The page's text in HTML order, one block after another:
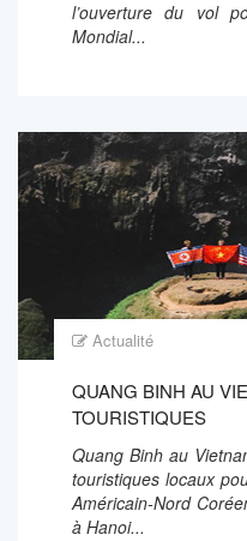
l’ouverture du vol
Mondial...
Actualité
QUANG BINH AU
TOURISTIQUES
Quang Binh au
touristiques locaux
Américain-Nord
à Hanoi...